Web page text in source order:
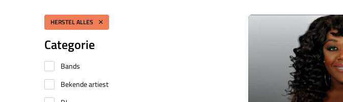
HERSTEL ALLES
Categorie
Bands
Bekende artiest